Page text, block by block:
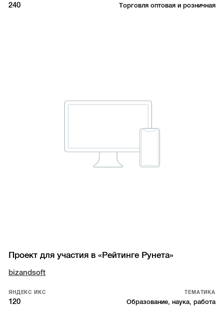
240 Торговля оптовая и розничная
Проект для участия в «Рейтинге Рунета»
bizandsoft
ЯНДЕКС ИКС
120
ТЕМАТИКА
Образование, наука, работа